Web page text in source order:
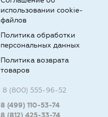
использовании cookie-
файлов
Политика обработки
персональных данных
Политика возврата
товаров
8 (800) 555-96-52
8 (499) 110-53-74